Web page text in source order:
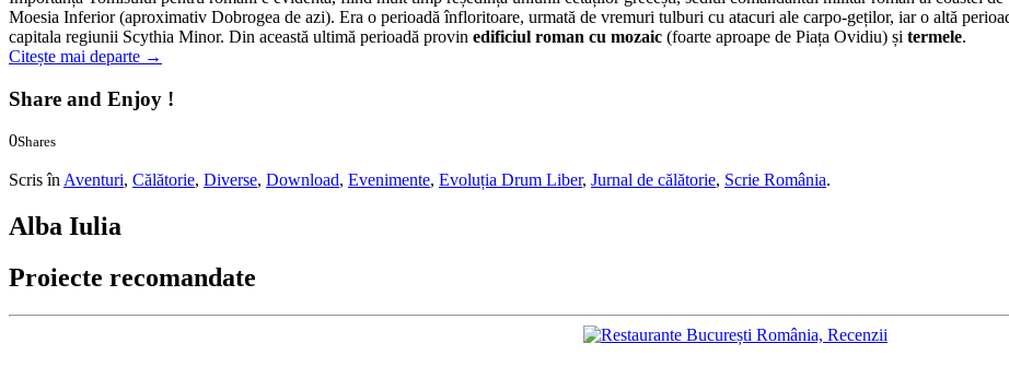
Moesia Inferior (aproximativ Dobrogea de azi). Era o perioadă înfloritoare, urmată de vremuri tulburi cu atacuri ale carpo-geților, iar o altă
capitala regiunii Scythia Minor. Din această ultimă perioadă provin edificiul roman cu mozaic (foarte aproape de Piața Ovidiu) și termele.
Citește mai departe →
Share and Enjoy !
0Shares
Scris înAventuri, Călătorie, Diverse, Download, Evenimente, Evoluția Drum Liber, Jurnal de călătorie, Scrie România.
Alba Iulia
Proiecte recomandate